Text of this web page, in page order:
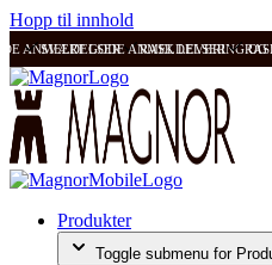
Hopp til innhold
ANMELDELSER RASK LEVERING
SVÆRT GODE ANMELDELSER
Produkter
Toggle submenu for